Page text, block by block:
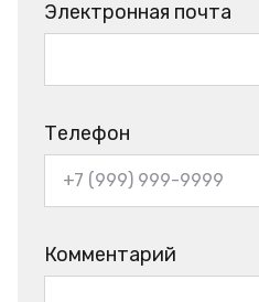
Электронная почта
Телефон
Комментарий